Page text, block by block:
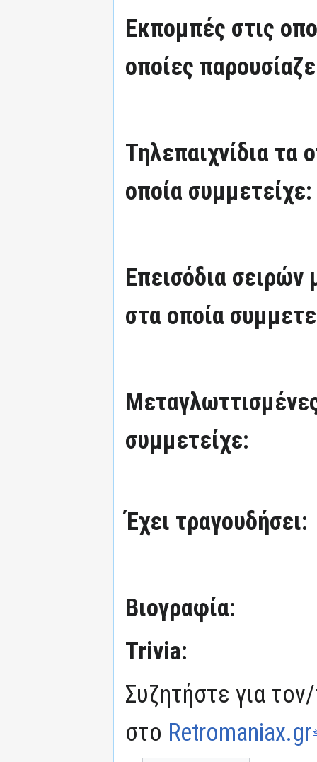
Εκπομπές στις
οποίες
Τηλεπαιχνίδια τα
οποία συμμετείχε:
Επεισόδια
στα οποία
συμμετείχε:
Έχει τραγουδήσει:
Βιογραφία:
Trivia:
Συζητήστε για
στο Retromaniax.gr